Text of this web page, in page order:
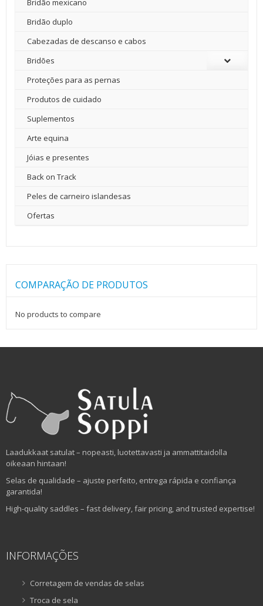
Bridão mexicano
Bridão duplo
Cabezadas de descanso e cabos
Bridões
Proteções para as pernas
Produtos de cuidado
Suplementos
Arte equina
Jóias e presentes
Back on Track
Peles de carneiro islandesas
Ofertas
COMPARAÇÃO DE PRODUTOS
No products to compare
Laadukkaat satulat – nopeasti, luotettavasti ja ammattitaidolla
oikeaan hintaan!
Selas de qualidade – ajuste perfeito, entrega rápida e confiança
garantida!
High-quality saddles – fast delivery, fair pricing, and trusted expertise!
INFORMAÇÕES
Corretagem de vendas de selas
Troca de sela